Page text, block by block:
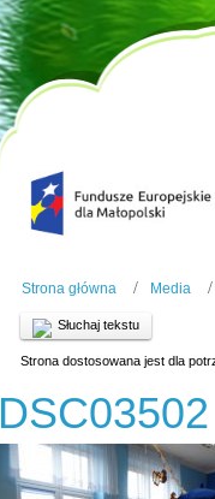
Strona główna Media
Słuchaj tekstu
Strona dostosowana jest dla
DSC03502